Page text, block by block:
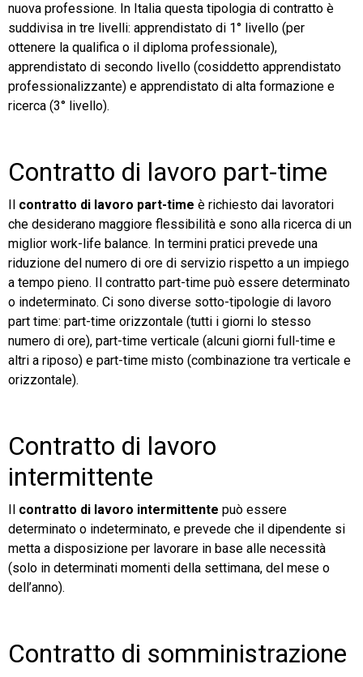
nuova professione. In Italia questa tipologia di contratto è
suddivisa in tre livelli: apprendistato di 1° livello (per
ottenere la qualifica o il diploma professionale),
apprendistato di secondo livello (cosiddetto apprendistato
professionalizzante) e apprendistato di alta formazione e
ricerca (3° livello).
Contratto di lavoro part-time
contratto di lavoro part-time è richiesto dai lavoratori
che desiderano maggiore flessibilità e sono alla ricerca di un
miglior work-life balance. In termini pratici prevede una
riduzione del numero di ore di servizio rispetto a un impiego
a tempo pieno. Il contratto part-time può essere determinato
o indeterminato. Ci sono diverse sotto-tipologie di lavoro
part time: part-time orizzontale (tutti i giorni lo stesso
numero di ore), part-time verticale (alcuni giorni full-time e
altri a riposo) e part-time misto (combinazione tra verticale e
orizzontale).
Contratto di lavoro
intermittente
contratto di lavoro intermittente può essere
determinato o indeterminato, e prevede che il dipendente si
metta a disposizione per lavorare in base alle necessità
(solo in determinati momenti della settimana, del mese o
dell’anno).
Contratto di somministrazione